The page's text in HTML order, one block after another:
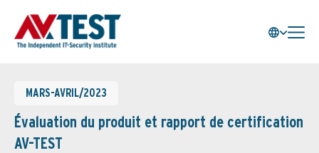
MARS-AVRIL/2023
Évaluation du produit et rapport de certification
AV-TEST